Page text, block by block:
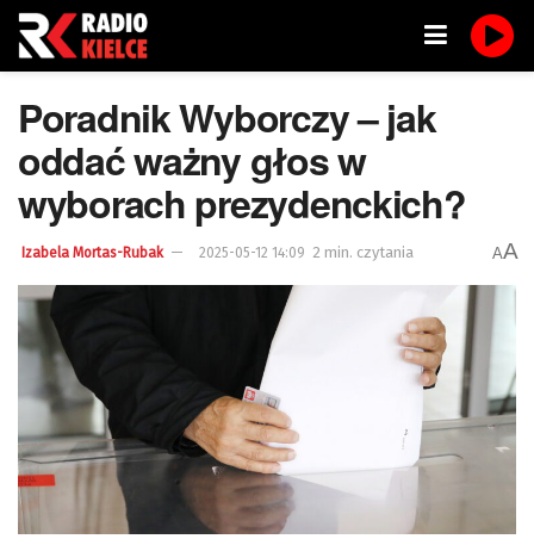
Poradnik Wyborczy – jak
oddać ważny głos w
wyborach prezydenckich?
Izabela Mortas-Rubak 2025-05-12 14:09 2 min. czytania AA